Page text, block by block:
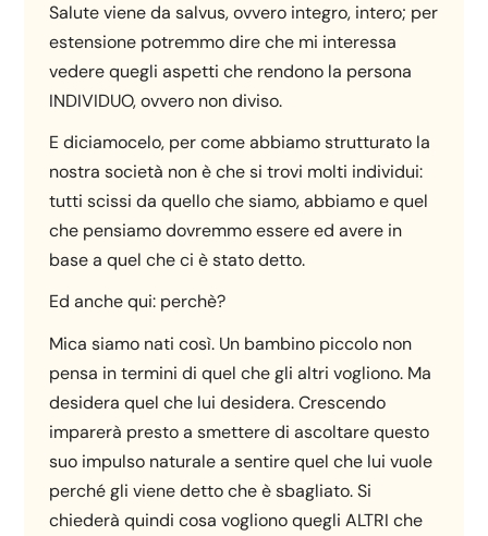
Salute viene da salvus, ovvero integro, intero; per
estensione potremmo dire che mi interessa
vedere quegli aspetti che rendono la persona
INDIVIDUO, ovvero non diviso.
E diciamocelo, per come abbiamo strutturato la
nostra società non è che si trovi molti individui:
tutti scissi da quello che siamo, abbiamo e quel
che pensiamo dovremmo essere ed avere in
base a quel che ci è stato detto.
Ed anche qui: perchè?
Mica siamo nati così. Un bambino piccolo non
pensa in termini di quel che gli altri vogliono. Ma
desidera quel che lui desidera. Crescendo
imparerà presto a smettere di ascoltare questo
suo impulso naturale a sentire quel che lui vuole
perché gli viene detto che è sbagliato. Si
chiederà quindi cosa vogliono quegli ALTRI che